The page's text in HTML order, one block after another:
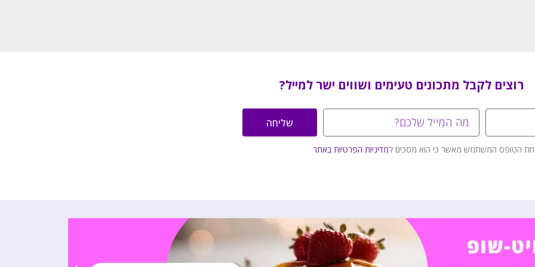
רוצים לקבל מתכונים טעימים ושווים ישר למייל?
הטופס המשתמש מאשר כי הוא מסכים למדיניות הפרטיות באתר
שליחה